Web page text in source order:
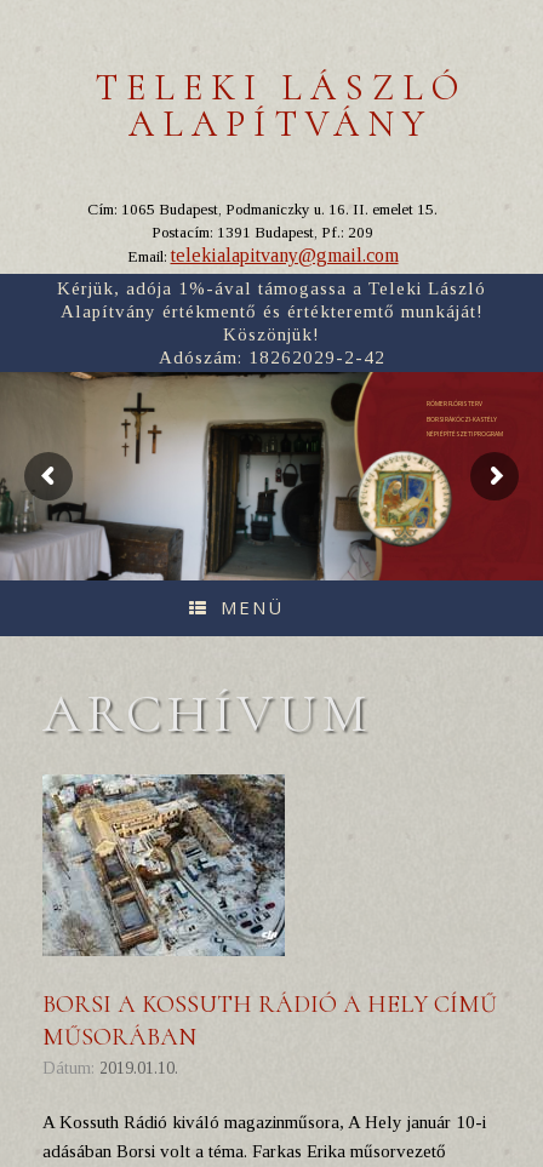
TELEKI LÁSZLÓ
ALAPÍTVÁNY
Cím: 1065 Budapest, Podmaniczky u. 16. II. emelet 15.
Postacím: 1391 Budapest, Pf.: 209
Email:telekialapitvany@gmail.com
Kérjük, adója 1%-ával támogassa a Teleki László
Alapítvány értékmentő és értékteremtő munkáját!
Köszönjük!
Adószám: 18262029-2-42
RÓMER FLÓRIS TERV
BORSI RÁKÓCZI-KASTÉLY
NÉPI ÉPÍTÉSZETI PROGRAM
MENÜ
ARCHÍVUM
BORSI A KOSSUTH RÁDIÓ A HELY CÍMŰ
MŰSORÁBAN
Dátum: 2019.01.10.
A Kossuth Rádió kiváló magazinműsora, A Hely január 10-i
adásában Borsi volt a téma. Farkas Erika műsorvezető